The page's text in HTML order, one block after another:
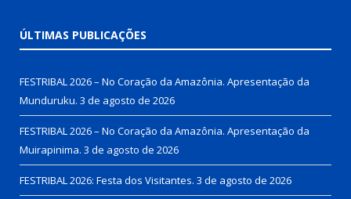
ÚLTIMAS PUBLICAÇÕES
FESTRIBAL 2026 – No Coração da Amazônia. Apresentação da
Munduruku. 3 de agosto de 2026
FESTRIBAL 2026 – No Coração da Amazônia. Apresentação da
Muirapinima. 3 de agosto de 2026
FESTRIBAL 2026: Festa dos Visitantes. 3 de agosto de 2026